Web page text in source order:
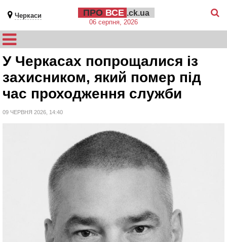
Черкаси ПРО ВСЕ .ck.ua
06 серпня, 2026
У Черкасах попрощалися із
захисником, який помер під
час проходження служби
09 ЧЕРВНЯ 2026, 14:40